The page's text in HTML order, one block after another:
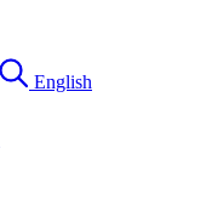
English